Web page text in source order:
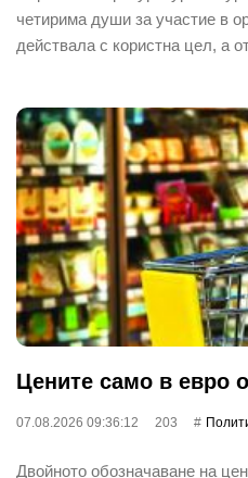
четирима души за участие в
действала с користна цел, а
Цените само в евро
07.08.2026 09:36:12 203
Двойното обозначаване на